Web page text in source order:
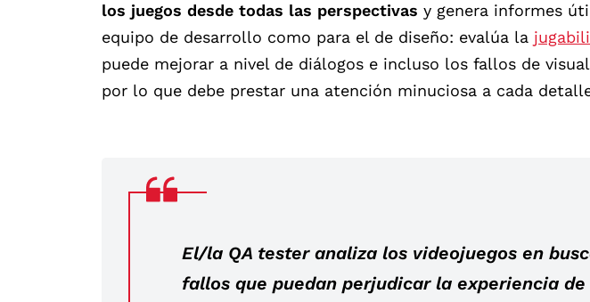
los juegos desde todas las perspectivas y genera informes
equipo de desarrollo como para el de diseño: evalúa la
puede mejorar a nivel de diálogos e incluso los fallos de
por lo que debe prestar una atención minuciosa a cada
El/la QA tester analiza los videojuegos en
fallos que puedan perjudicar la experiencia de